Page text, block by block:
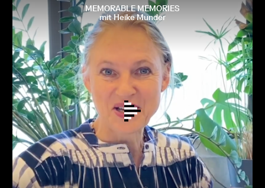
MEMORABLE MEMORIES
mit Heike Munder